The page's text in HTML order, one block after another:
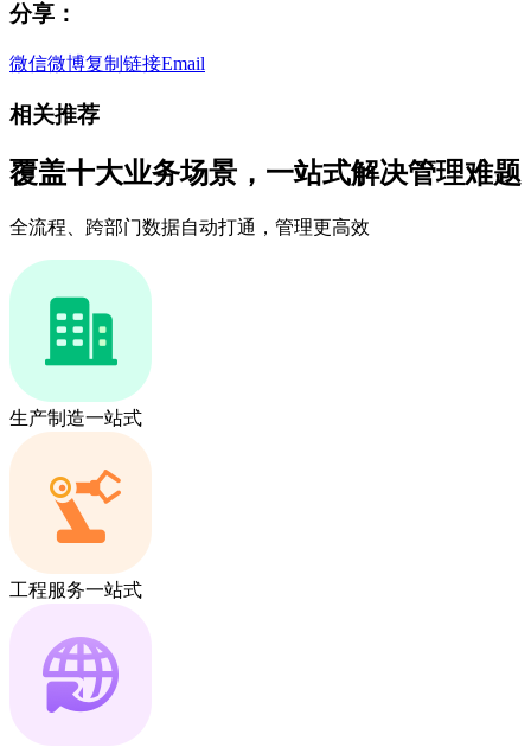
分享：
微信微博复制链接Email
相关推荐
覆盖十大业务场景，一站式解决管理难题
全流程、跨部门数据自动打通，管理更高效
生产制造一站式
工程服务一站式